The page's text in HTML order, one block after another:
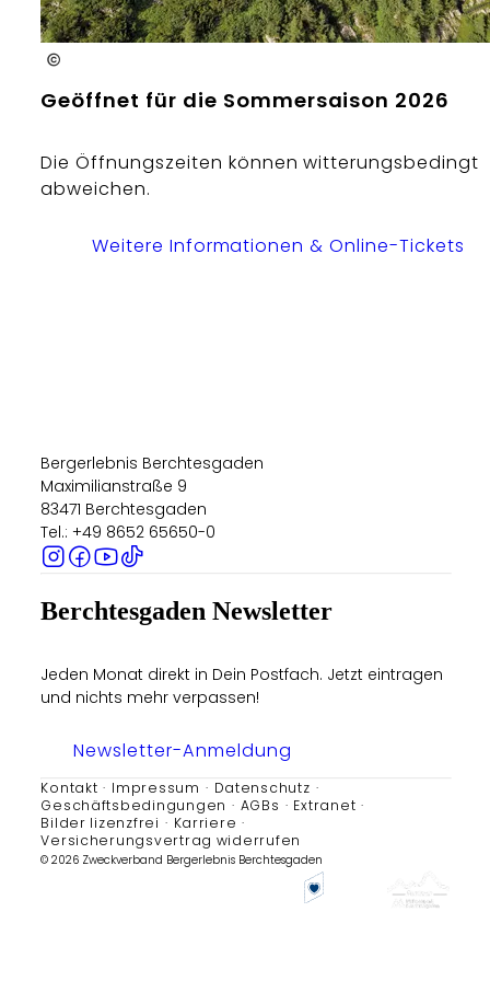
plenk.Media
Geöffnet für die Sommersaison 2026
Die Öffnungszeiten können witterungsbedingt
abweichen.
Weitere Informationen & Online-Tickets
Bergerlebnis Berchtesgaden
Maximilianstraße 9
83471 Berchtesgaden
Tel.: +49 8652 65650-0
Berchtesgaden Newsletter
Jeden Monat direkt in Dein Postfach. Jetzt eintragen
und nichts mehr verpassen!
Newsletter-Anmeldung
Kontakt Impressum
Datenschutz
Geschäftsbedingungen
AGBs
Extranet
Bilder lizenzfrei
Karriere
Versicherungsvertrag widerrufen
© 2026 Zweckverband Bergerlebnis Berchtesgaden